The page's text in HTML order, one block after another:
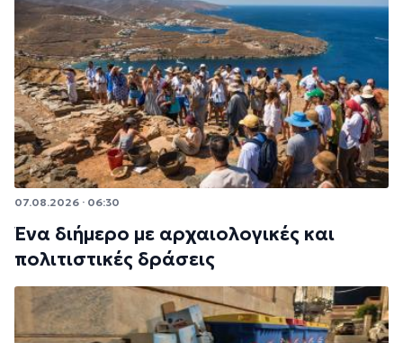
07.08.2026 · 06:30
Ένα διήμερο με αρχαιολογικές και
πολιτιστικές δράσεις